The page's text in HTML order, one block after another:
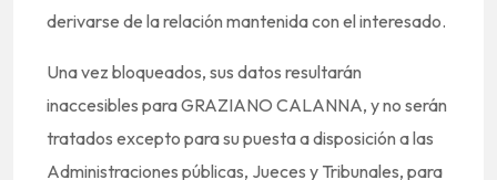
derivarse de la relación mantenida con el interesado.
Una vez bloqueados, sus datos resultarán
inaccesibles para GRAZIANO CALANNA, y no serán
tratados excepto para su puesta a disposición a las
Administraciones públicas, Jueces y Tribunales, para